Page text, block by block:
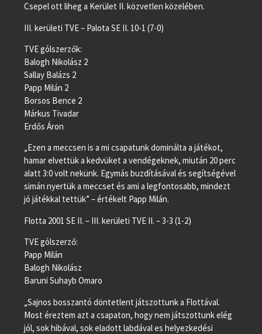
Csepel ott liheg a Kerület II. közvetlen közelében.
III. kerületi TVE – Palota SE II. 10-1 (7-0)
TVE gólszerzők:
Balogh Nikolász 2
Sallay Balázs 2
Papp Milán 2
Borsos Bence 2
Márkus Tivadar
Erdős Áron
„Ezen a meccsen is a mi csapatunk dominálta a játékot,
hamar elvettük a kedvüket a vendégeknek, miután 20 perc
alatt 3:0 volt nekünk. Egymás buzdításával és segítségével
simán nyertük a meccset és ami a legfontosabb, mindezt
jó játékkal tettük” – értékelt Papp Milán.
Flotta 2001 SE II. – III. kerületi TVE II. – 3-3 (1-2)
TVE gólszerző:
Papp Milán
Balogh Nikolász
Baruni Suhayb Omaro
„Sajnos bosszantó döntetlent játszottunk a Flottával.
Most éreztem azt a csapaton, hogy nem játszottunk elég
jól, sok hibával, sok eladott labdával es helyezkedési